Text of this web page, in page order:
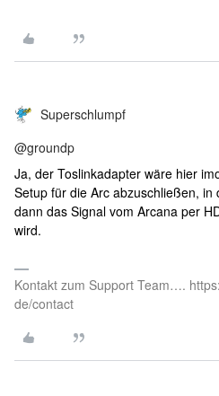
Superschlumpf
@groundp
Ja, der Toslinkadapter wäre hier
Setup für die Arc abzuschließen, in
dann das Signal vom Arcana per
wird.
Kontakt zum Support Team….
de/contact